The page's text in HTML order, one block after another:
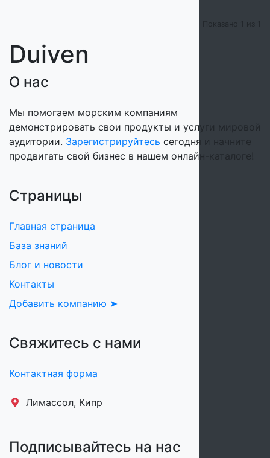
Показано 1 из 1
Duiven
О нас
Мы помогаем морским компаниям
демонстрировать свои продукты и услуги мировой
аудитории. Зарегистрируйтесь сегодня и начните
продвигать свой бизнес в нашем онлайн-каталоге!
Страницы
Главная страница
База знаний
Блог и новости
Контакты
Добавить компанию ➤
Свяжитесь с нами
Контактная форма
Лимассол, Кипр
Подписывайтесь на нас